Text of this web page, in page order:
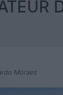
Moraes